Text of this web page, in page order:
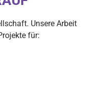
Unsere Arbeit
für: